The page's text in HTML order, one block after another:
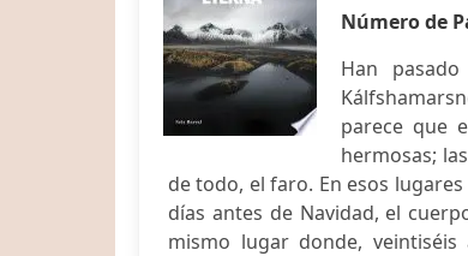
Número de
Han
parece que
hermosas;
de todo, el faro. En esos
días antes de Navidad, el
mismo lugar donde,